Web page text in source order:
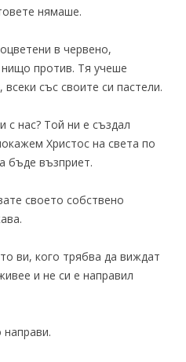
нямаше.
в червено,
против. Тя учеше
със своите си пастели.
с нас? Той ни е създал
Христос на света по
бъде възприет.
своето собствено
ви, кого трябва да виждат
и не си е направил